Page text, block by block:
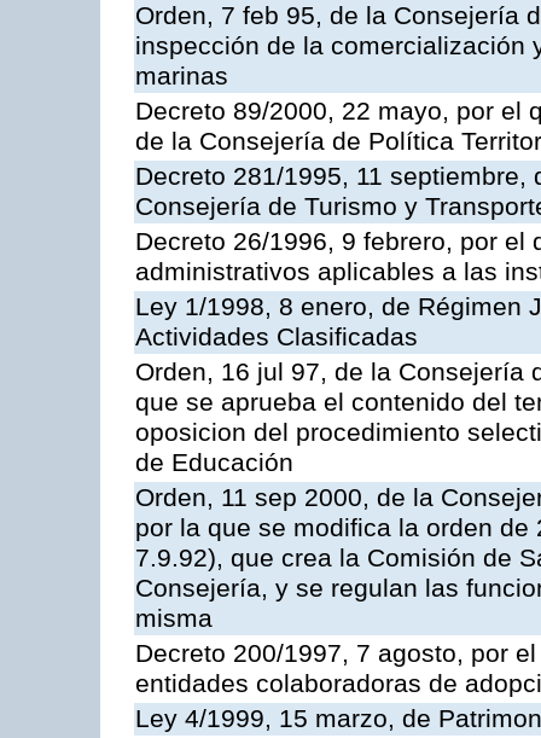
Orden, 7 feb 95, de la Consejería
inspección de la comercialización
marinas
Decreto 89/2000, 22 mayo, por el
de la Consejería de Política
Decreto 281/1995, 11
Consejería de Turismo y
Decreto 26/1996, 9 febrero, por
administrativos aplicables a las
Ley 1/1998, 8 enero, de Régimen
Actividades Clasificadas
Orden, 16 jul 97, de la Consejería
que se aprueba el contenido del
oposicion del procedimiento
de Educación
Orden, 11 sep 2000, de la
por la que se modifica la orden
7.9.92), que crea la Comisión de
Consejería, y se regulan las
misma
Decreto 200/1997, 7 agosto, por
entidades colaboradoras de
Ley 4/1999, 15 marzo, de